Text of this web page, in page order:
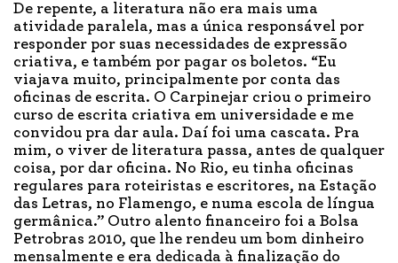
De repente, a literatura não era mais uma
atividade paralela, mas a única responsável por
responder por suas necessidades de expressão
criativa, e também por pagar os boletos. “Eu
viajava muito, principalmente por conta das
oficinas de escrita. O Carpinejar criou o primeiro
curso de escrita criativa em universidade e me
convidou pra dar aula. Daí foi uma cascata. Pra
mim, o viver de literatura passa, antes de qualquer
coisa, por dar oficina. No Rio, eu tinha oficinas
regulares para roteiristas e escritores, na Estação
das Letras, no Flamengo, e numa escola de língua
germânica.” Outro alento financeiro foi a Bolsa
Petrobras 2010, que lhe rendeu um bom dinheiro
mensalmente e era dedicada à finalização do